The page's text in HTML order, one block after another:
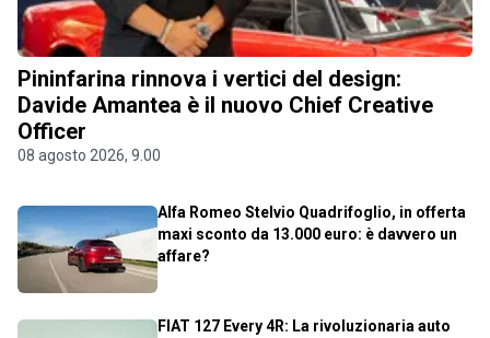
Pininfarina rinnova i vertici del design:
Davide Amantea è il nuovo Chief Creative
Officer
08 agosto 2026, 9.00
Alfa Romeo Stelvio Quadrifoglio, in offerta
maxi sconto da 13.000 euro: è davvero un
affare?
FIAT 127 Every 4R: La rivoluzionaria auto